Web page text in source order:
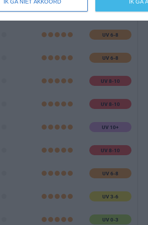
IK GA NIET AKKOORD IK GA
UV 3-6
UV 6-8
UV 6-8
UV 8-10
UV 8-10
UV 10+
UV 8-10
UV 6-8
UV 3-6
UV 0-3